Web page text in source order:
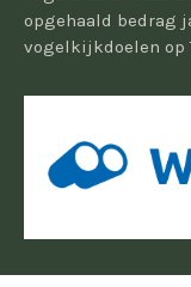
opgehaald bedrag
vogelkijkdoelen op